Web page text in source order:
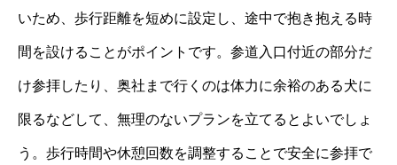
いため、歩行距離を短めに設定し、途中で抱き抱える時
間を設けることがポイントです。参道入口付近の部分だ
け参拝したり、奥社まで行くのは体力に余裕のある犬に
限るなどして、無理のないプランを立てるとよいでしょ
う。歩行時間や休憩回数を調整することで安全に参拝で